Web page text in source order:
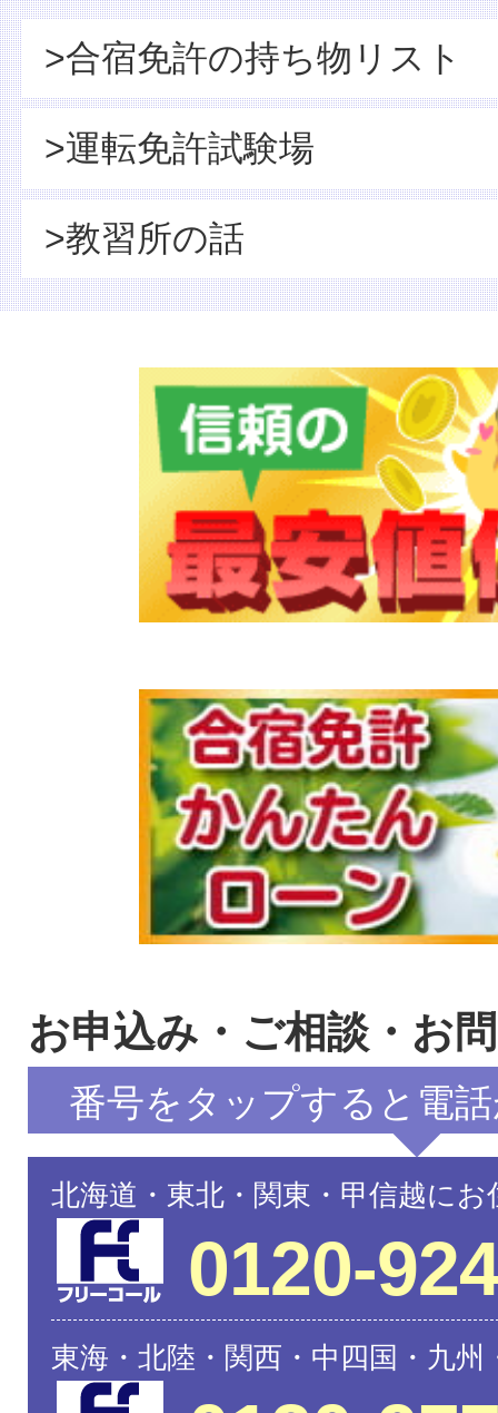
>合宿免許の持ち物リスト
>運転免許試験場
>教習所の話
お申込み・ご相談・お
番号をタップすると電
北海道・東北・関東・甲信越に
0120-
東海・北陸・関西・中四国・九